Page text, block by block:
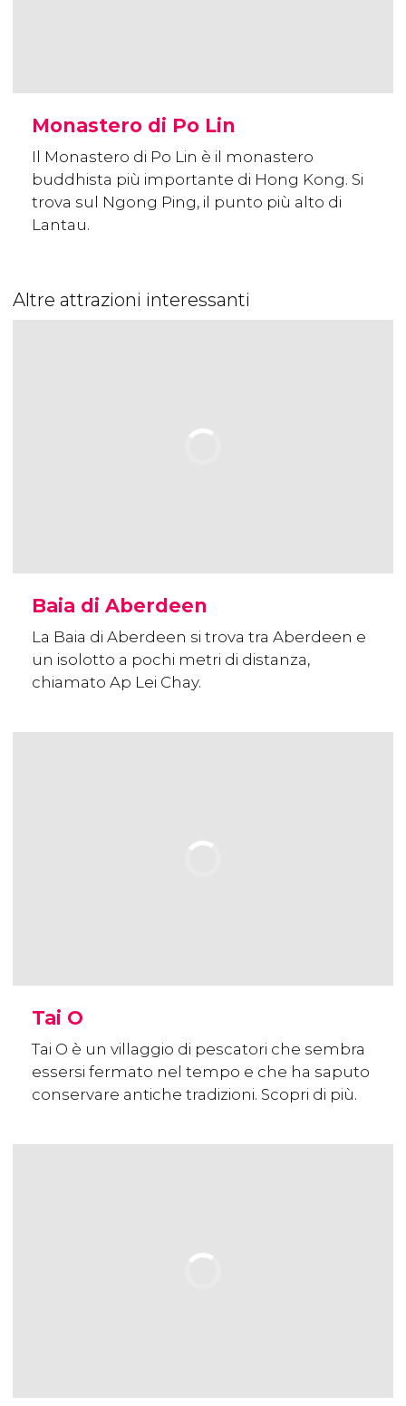
Monastero di Po Lin
Il Monastero di Po Lin è il monastero
buddhista più importante di Hong Kong. Si
trova sul Ngong Ping, il punto più alto di
Lantau.
Altre attrazioni interessanti
Baia di Aberdeen
La Baia di Aberdeen si trova tra Aberdeen e
un isolotto a pochi metri di distanza,
chiamato Ap Lei Chay.
Tai O
Tai O è un villaggio di pescatori che sembra
essersi fermato nel tempo e che ha saputo
conservare antiche tradizioni. Scopri di più.